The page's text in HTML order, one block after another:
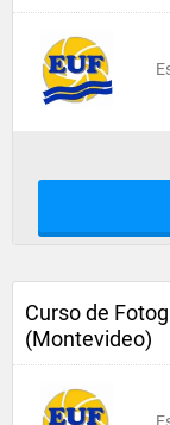
Curso de
(Montevideo)